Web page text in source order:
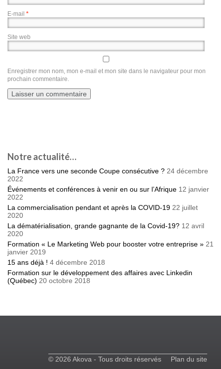
E-mail *
Site web
Enregistrer mon nom, mon e-mail et mon site dans le navigateur pour mon
prochain commentaire.
Notre actualité…
La France vers une seconde Coupe consécutive ? 24 décembre
2022
Événements et conférences à venir en ou sur l’Afrique 12 janvier
2022
La commercialisation pendant et après la COVID-19 22 juillet
2020
La dématérialisation, grande gagnante de la Covid-19? 12 avril
2020
Formation « Le Marketing Web pour booster votre entreprise » 21
janvier 2019
15 ans déjà ! 4 décembre 2018
Formation sur le développement des affaires avec Linkedin
(Québec) 20 octobre 2018
© 2026 Akova - Tous droits réservés Plan du site